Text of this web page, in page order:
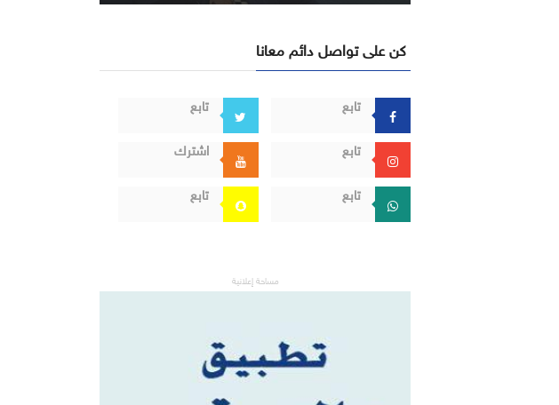
كن على تواصل دائم معانا
تابع
تابع
تابع
اشترك
تابع
تابع
مساحة إعلانية